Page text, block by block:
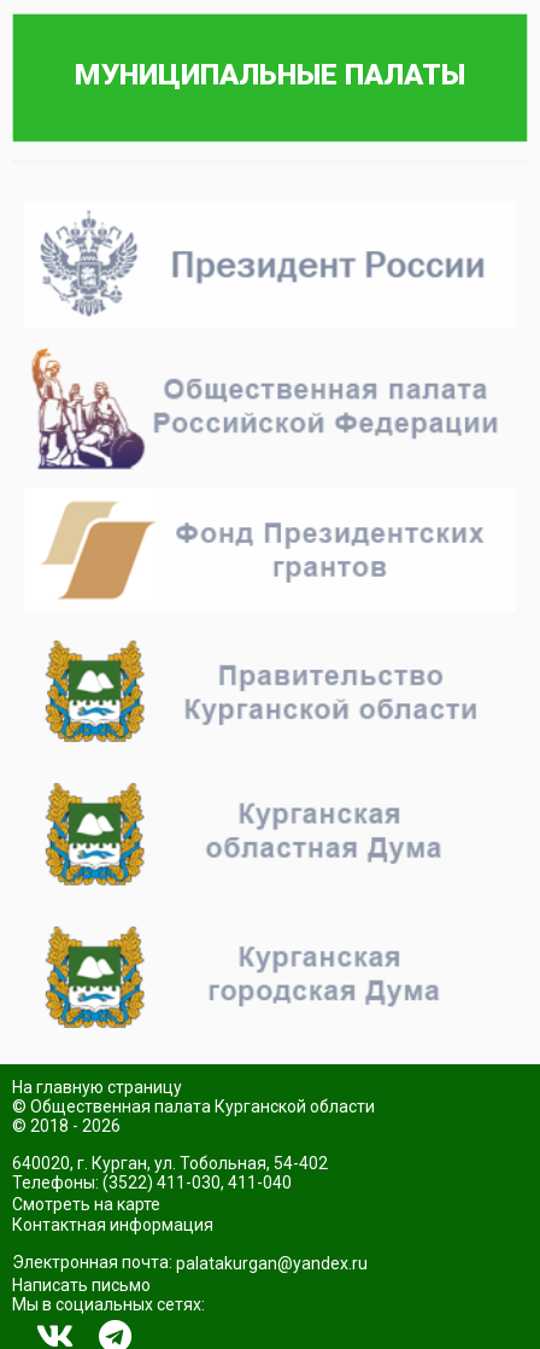
На главную страницу
© Общественная палата Курганской области
© 2018 - 2026
640020, г. Курган, ул. Тобольная, 54-402
Телефоны: (3522) 411-030, 411-040
Смотреть на карте
Контактная информация
Электронная почта: palatakurgan@yandex.ru
Написать письмо
Мы в социальных сетях: